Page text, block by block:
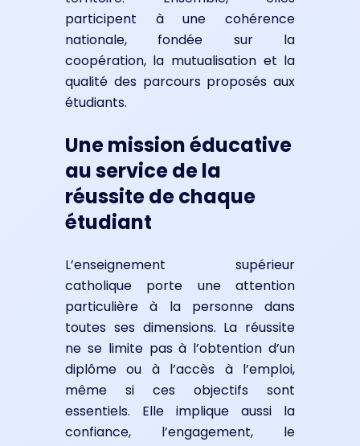
participent à une cohérence
nationale, fondée sur la
coopération, la mutualisation et la
qualité des parcours proposés aux
étudiants.
Une mission éducative
au service de la
réussite de chaque
étudiant
L’enseignement supérieur
catholique porte une attention
particulière à la personne dans
toutes ses dimensions. La réussite
ne se limite pas à l’obtention d’un
diplôme ou à l’accès à l’emploi,
même si ces objectifs sont
essentiels. Elle implique aussi la
confiance, l’engagement, le